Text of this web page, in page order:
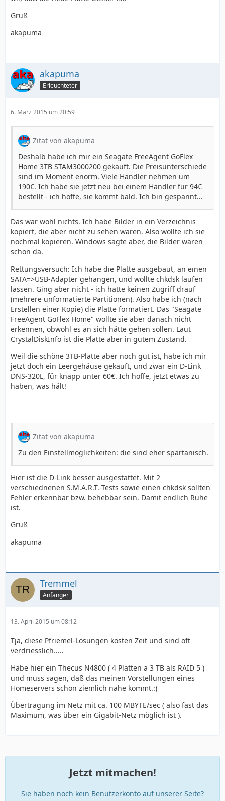
Gruß
akapuma
akapuma
Erleuchteter
6. März 2015 um 20:59
Zitat von akapuma
Deshalb habe ich mir ein Seagate FreeAgent GoFlex
Home 3TB STAM3000200 gekauft. Die Preisunterschiede
sind im Moment enorm. Viele Händler nehmen um
190€. Ich habe sie jetzt neu bei einem Händler für 94€
bestellt - ich hoffe, sie kommt bald. Ich bin gespannt...
Das war wohl nichts. Ich habe Bilder in ein Verzeichnis
kopiert, die aber nicht zu sehen waren. Also wollte ich sie
nochmal kopieren. Windows sagte aber, die Bilder wären
schon da.
Rettungsversuch: Ich habe die Platte ausgebaut, an einen
SATA=>USB-Adapter gehangen, und wollte chkdsk laufen
lassen. Ging aber nicht - ich hatte keinen Zugriff drauf
(mehrere unformatierte Partitionen). Also habe ich (nach
Erstellen einer Kopie) die Platte formatiert. Das "Seagate
FreeAgent GoFlex Home" wollte sie aber danach nicht
erkennen, obwohl es an sich hätte gehen sollen. Laut
CrystalDiskInfo ist die Platte aber in gutem Zustand.
Weil die schöne 3TB-Platte aber noch gut ist, habe ich mir
jetzt doch ein Leergehäuse gekauft, und zwar ein D-Link
DNS-320L, für knapp unter 60€. Ich hoffe, jetzt etwas zu
haben, was hält!
Zitat von akapuma
Zu den Einstellmöglichkeiten: die sind eher spartanisch.
Hier ist die D-Link besser ausgestattet. Mit 2
verschiednenen S.M.A.R.T.-Tests sowie einen chkdsk sollten
Fehler erkennbar bzw. behebbar sein. Damit endlich Ruhe
ist.
Gruß
akapuma
Tremmel
Anfänger
13. April 2015 um 08:12
Tja, diese Pfriemel-Lösungen kosten Zeit und sind oft
verdriesslich.....
Habe hier ein Thecus N4800 ( 4 Platten a 3 TB als RAID 5 )
und muss sagen, daß das meinen Vorstellungen eines
Homeservers schon ziemlich nahe kommt.:)
Übertragung im Netz mit ca. 100 MBYTE/sec ( also fast das
Maximum, was über ein Gigabit-Netz möglich ist ).
Jetzt mitmachen!
Sie haben noch kein Benutzerkonto auf unserer Seite?